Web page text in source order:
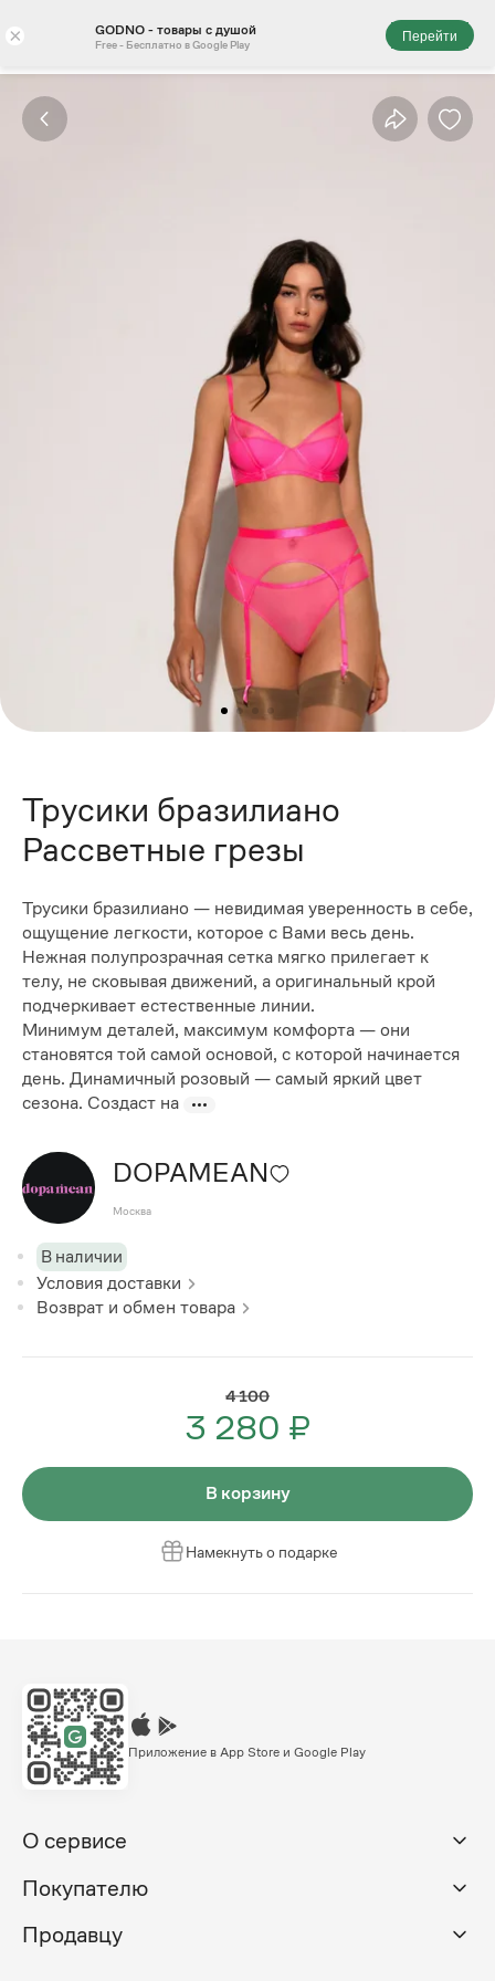
× GODNO - товары с душой
Free - Бесплатно в Google Play
Перейти
Трусики бразилиано
Рассветные грезы
Трусики бразилиано — невидимая уверенность в себе,
ощущение легкости, которое с Вами весь день.
Нежная полупрозрачная сетка мягко прилегает к
телу, не сковывая движений, а оригинальный крой
подчеркивает естественные линии.
Минимум деталей, максимум комфорта — они
становятся той самой основой, с которой начинается
день. Динамичный розовый — самый яркий цвет
сезона. Создаст на
DOPAMEAN
Москва
В наличии
Условия доставки
Возврат и обмен товара
4 100
3 280 ₽
В корзину
Намекнуть о подарке
Приложение в App Store и Google Play
О сервисе
Покупателю
Продавцу